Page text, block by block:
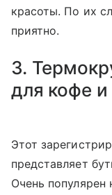
красоты. По их
приятно.
3.
для кофе и
Этот
представляет
Очень популярен